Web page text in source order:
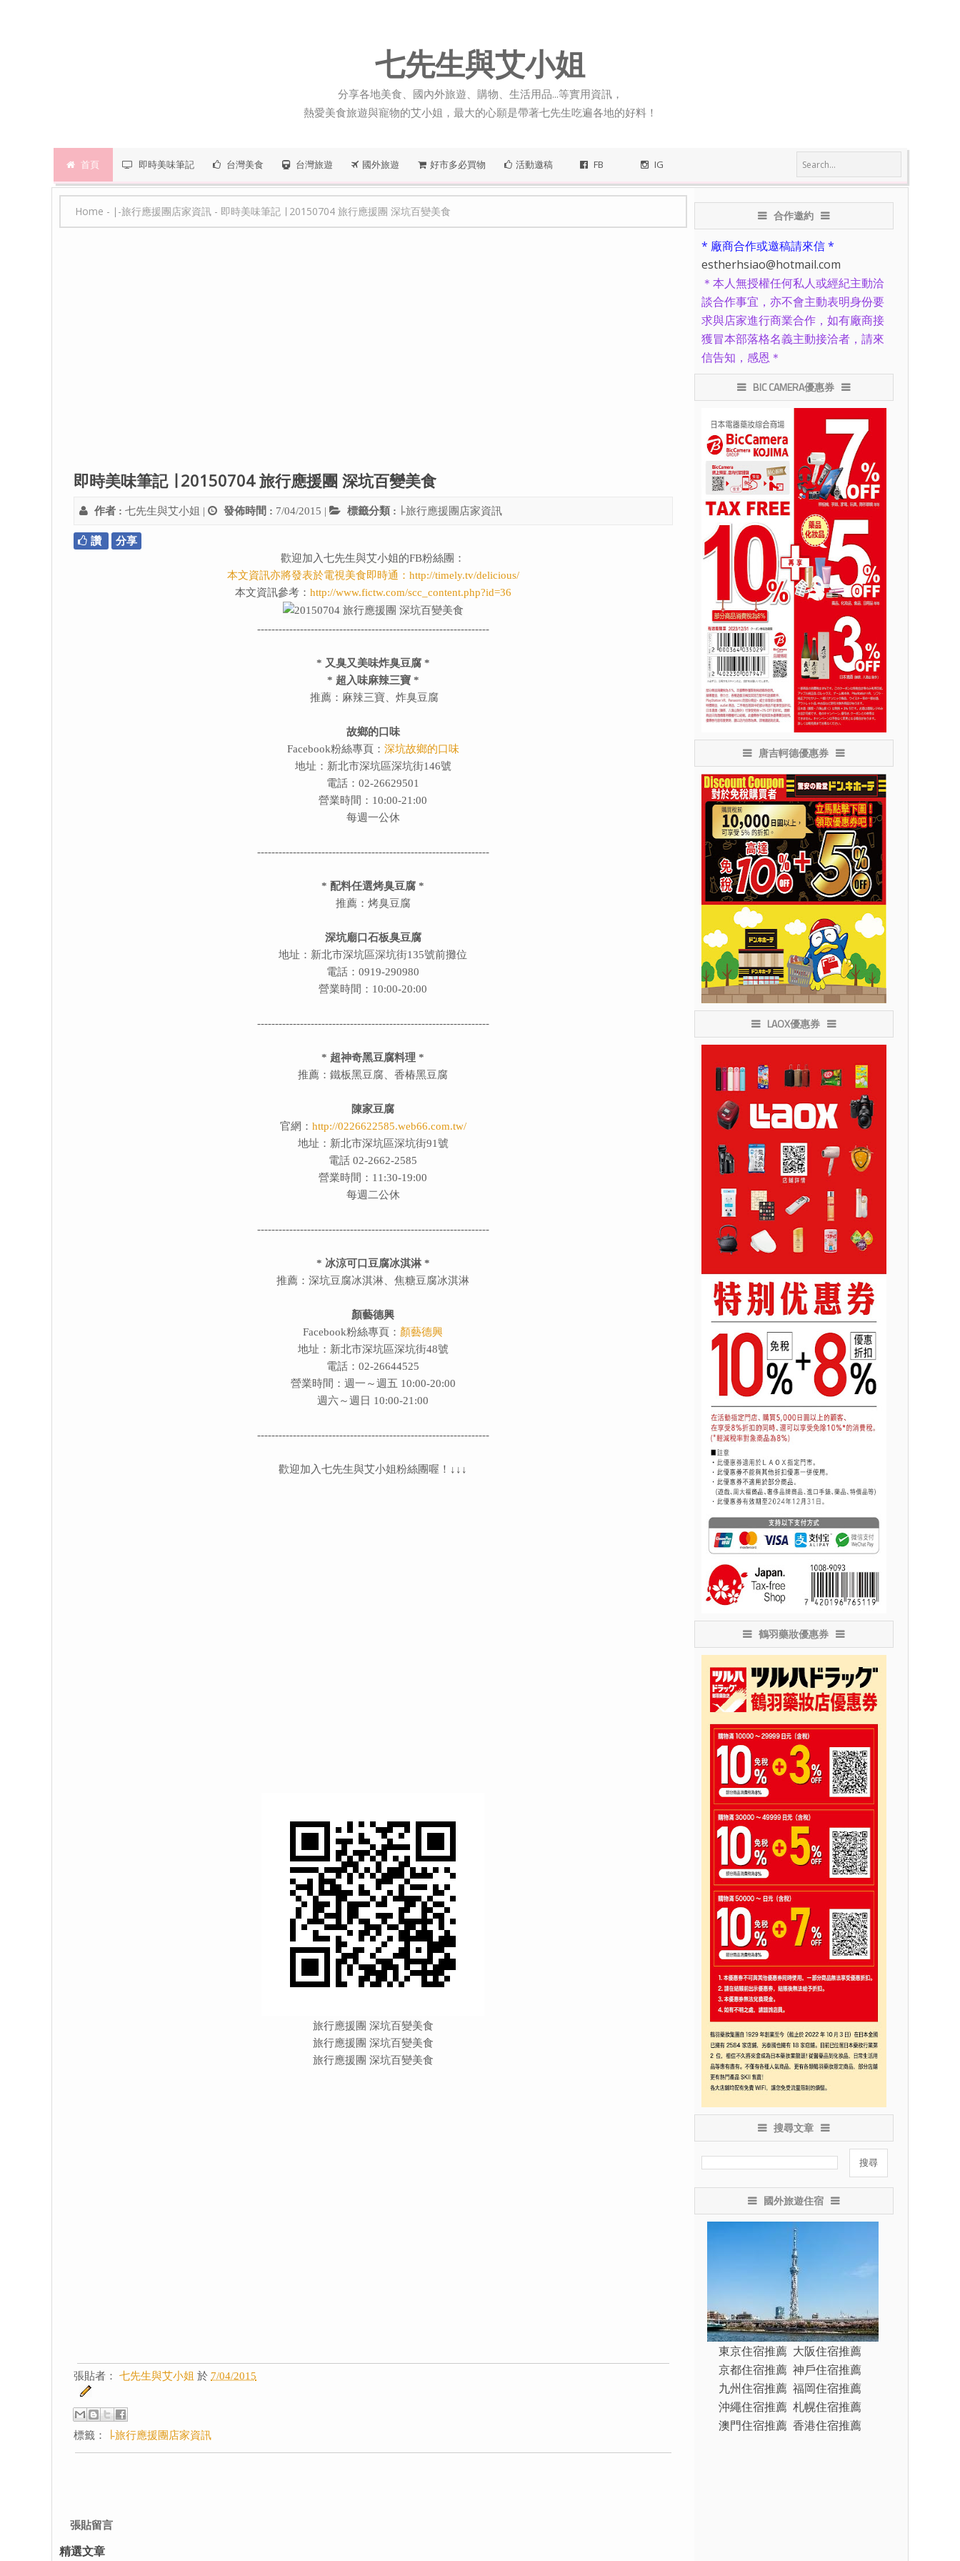
七先生與艾小姐
分享各地美食、國內外旅遊、購物、生活用品...等實用資訊，
熱愛美食旅遊與寵物的艾小姐，最大的心願是帶著七先生吃遍各地的好料！
首頁 即時美味筆記 台灣美食 台灣旅遊 國外旅遊 好市多必買物 活動邀稿 FB IG
Home - ∣-旅行應援團店家資訊 - 即時美味筆記 ∣ 20150704 旅行應援團 深坑百變美食
即時美味筆記 ∣ 20150704 旅行應援團 深坑百變美食
作者 : 七先生與艾小姐 | 發佈時間 : 7/04/2015 | 標籤分類 : ∣-旅行應援團店家資訊
讚
分享
歡迎加入七先生與艾小姐的FB粉絲團：
本文資訊亦將發表於電視美食即時通： http://timely.tv/delicious/
本文資訊參考： http://www.fictw.com/scc_content.php?id=36
-----------------------------------------------------------------
* 又臭又美味炸臭豆腐 *
* 超入味麻辣三寶 *
推薦：麻辣三寶、炸臭豆腐
故鄉的口味
Facebook粉絲專頁： 深坑故鄉的口味
地址：新北市深坑區深坑街146號
電話：02-26629501
營業時間：10:00-21:00
每週一公休
-----------------------------------------------------------------
* 配料任選烤臭豆腐 *
推薦：烤臭豆腐
深坑廟口石板臭豆腐
地址：新北市深坑區深坑街135號前攤位
電話：0919-290980
營業時間：10:00-20:00
-----------------------------------------------------------------
* 超神奇黑豆腐料理 *
推薦：鐵板黑豆腐、香椿黑豆腐
陳家豆腐
官網： http://0226622585.web66.com.tw/
地址：新北市深坑區深坑街91號
電話 02-2662-2585
營業時間：11:30-19:00
每週二公休
-----------------------------------------------------------------
* 冰涼可口豆腐冰淇淋 *
推薦：深坑豆腐冰淇淋、焦糖豆腐冰淇淋
顏藝德興
Facebook粉絲專頁： 顏藝德興
地址：新北市深坑區深坑街48號
電話：02-26644525
營業時間：週一～週五 10:00-20:00
週六～週日 10:00-21:00
-----------------------------------------------------------------
歡迎加入七先生與艾小姐粉絲團喔！↓↓↓
旅行應援團 深坑百變美食
旅行應援團 深坑百變美食
旅行應援團 深坑百變美食
張貼者： 七先生與艾小姐 於 7/04/2015
標籤： ∣-旅行應援團店家資訊
張貼留言
精選文章
合作邀約
* 廠商合作或邀稿請來信 *
estherhsiao@hotmail.com
＊本人無授權任何私人或經紀主動洽
談合作事宜，亦不會主動表明身份要
求與店家進行商業合作，如有廠商接
獲冒本部落格名義主動接洽者，請來
信告知，感恩＊
BIC CAMERA優惠券
唐吉軻德優惠券
LAOX優惠券
鶴羽藥妝優惠券
搜尋文章
國外旅遊住宿
東京住宿推薦 大阪住宿推薦
京都住宿推薦 神戶住宿推薦
九州住宿推薦 福岡住宿推薦
沖繩住宿推薦 札幌住宿推薦
澳門住宿推薦 香港住宿推薦